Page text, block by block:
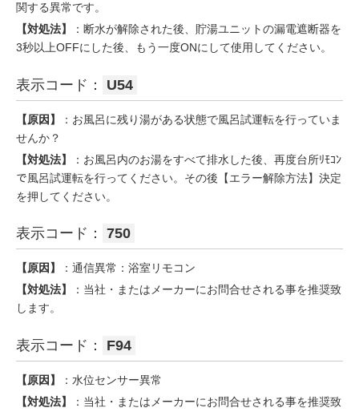
関する異常です。
【対処法】
：断水が解除された後、貯湯ユニットの漏電遮断器を
3秒以上OFFにした後、もう一度ONにして使用してください。
表示コード： U54
【原因】
：お風呂に残り湯がある状態で風呂試運転を行っていま
せんか？
【対処法】
：お風呂内のお湯をすべて排水した後、再度台所ﾘﾓｺﾝ
で風呂試運転を行ってください。その後【エラー解除方法】決定
を押してください。
表示コード： 750
【原因】
：通信異常：浴室リモコン
【対処法】
：当社・またはメーカーにお問合せされる事を推奨致
します。
表示コード： F94
【原因】
：水位センサー異常
【対処法】
：当社・またはメーカーにお問合せされる事を推奨致